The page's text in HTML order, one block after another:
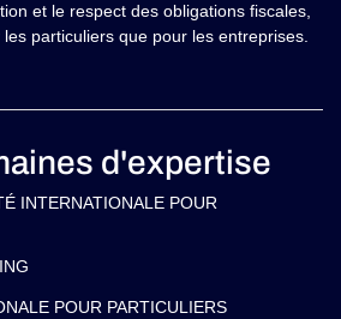
et le respect des obligations fiscales,
particuliers que pour les entreprises.
d'expertise
INTERNATIONALE POUR
POUR PARTICULIERS